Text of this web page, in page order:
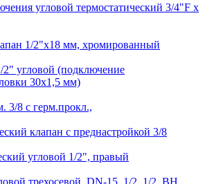
угловой термостатический 3/4"F x
1/2"x18 мм, хромированный
2" угловой (подключение
30x1,5 мм)
3/8 с герм.прокл.,
клапан с преднастройкой 3/8
угловой 1/2", правый
трехосевой, DN-15, 1/2, 1/2, ВН,